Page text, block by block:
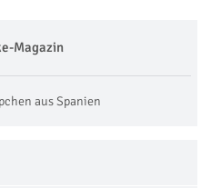
Magazin
aus Spanien